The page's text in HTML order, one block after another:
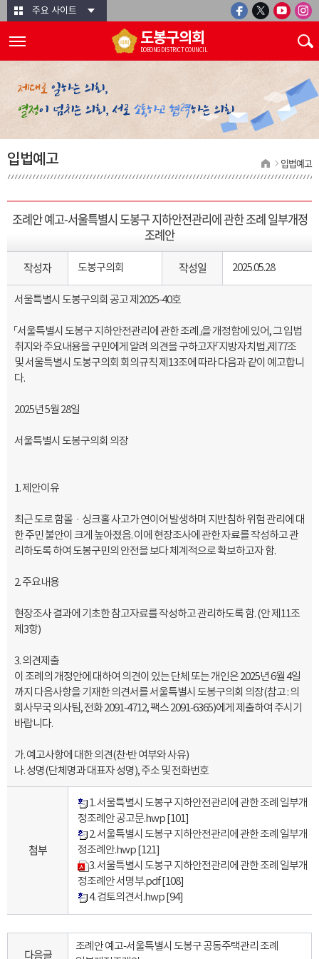
본문바로가기주요 사이트
도봉구의회
DOBONG DISTRICT COUNCIL
입법예고 입법예고
조례안 예고-서울특별시 도봉구 지하안전관리에 관한 조례 일부개정
조례안
작성자 도봉구의회 작성일 2025.05.28
서울특별시 도봉구의회 공고제 2025-40호
「서울특별시 도봉구 지하안전관리에 관한 조례 을 개정함에 있어,그 입법
취지와 주요내용을 구민에게 알려 의견을 구하고자「 지방자치법 제 77조
및 서울특별시 도봉구의회 회의규칙 제 13조에 따라 다음과 같이 예고합니
다.
2025년5월 28일
서울특별시 도봉구의회 의장
1.제안이유
최근 도로 함몰 ㆍ 싱크홀 사고가 연이어 발생하며 지반침하 위험 관리에 대
한 주민 불안이 크게 높아졌음.이에 현장조사에 관한 자료를 작성하고 관
리하도록 하여 도봉구민의 안전을 보다 체계적으로 확보하고자 함.
2.주요내용
현장조사 결과에 기초한 참고자료를 작성하고 관리하도록 함. (안 제 11조
제 3항)
3.의견제출
이 조례의 개정안에 대하여 의견이 있는 단체 또는 개인은2025년6월4일
까지 다음사항을 기재한 의견서를 서울특별시 도봉구의회 의장(참고:의
회사무국 의사팀,전화2091-4712,팩스2091-6365)에게 제출하여 주시기
바랍니다.
가.예고사항에 대한 의견(찬·반 여부와 사유)
나.성명(단체명과 대표자 성명),주소 및 전화번호
첨부
1. 서울특별시 도봉구 지하안전관리에 관한 조례 일부개
정조례안 공고문.hwp [101]
2. 서울특별시 도봉구 지하안전관리에 관한 조례 일부개
정조례안.hwp [121]
3. 서울특별시 도봉구 지하안전관리에 관한 조례 일부개
정조례안 서명부.pdf [108]
4. 검토의견서.hwp [94]
다음글
조례안 예고-서울특별시 도봉구 공동주택관리 조례